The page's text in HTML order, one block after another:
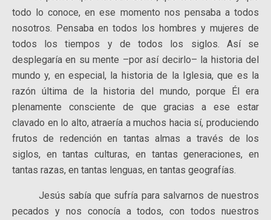
todo lo conoce, en ese momento nos pensaba a todos
nosotros. Pensaba en todos los hombres y mujeres de
todos los tiempos y de todos los siglos. Así se
desplegaría en su mente –por así decirlo– la historia del
mundo y, en especial, la historia de la Iglesia, que es la
razón última de la historia del mundo, porque Él era
plenamente consciente de que gracias a ese estar
clavado en lo alto, atraería a muchos hacia sí, produciendo
frutos de redención en tantas almas a través de los
siglos, en tantas culturas, en tantas generaciones, en
tantas razas, en tantas lenguas, en tantas geografías.
Jesús sabía que sufría para salvarnos de nuestros
pecados y nos conocía a todos, con todos nuestros